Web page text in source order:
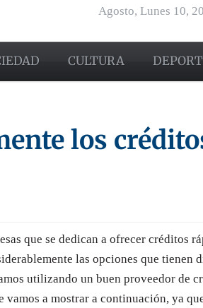
Agosto, Lunes 10,
CULTURA
los
que se dedican a ofrecer créditos
las opciones que tienen
utilizando un buen proveedor de
vamos a mostrar a continuación, ya